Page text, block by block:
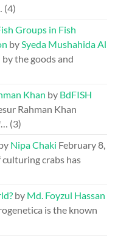
(4)
Groups in Fish
bySyeda Mushahida Al
the goods and
Khan by BdFISH
Rahman Khan
(3)
Nipa Chaki February 8,
crabs has
by Md. Foyzul Hassan
is the known